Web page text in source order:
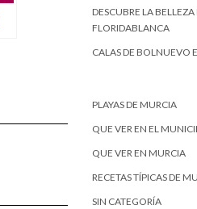
DESCUBRE LA
FLORIDABLANCA
CALAS DE BOLNUEVO
PLAYAS DE MURCIA
QUE VER EN EL
QUE VER EN MURCIA
RECETAS TÍPICAS DE
SIN CATEGORÍA